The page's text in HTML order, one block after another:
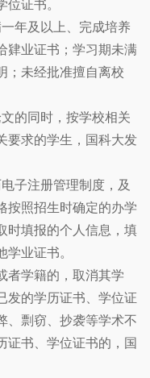
证书。
年及以上、完成培养
肄业证书；学习期未满
；未经批准擅自离校
的同时，按学校相关
要求的学生，国科大发
子注册管理制度，及
按照招生时确定的办学
时填报的个人信息，填
业证书。
者学籍的，取消其学
发的学历证书、学位证
、剽窃、抄袭等学术不
证书、学位证书的，国